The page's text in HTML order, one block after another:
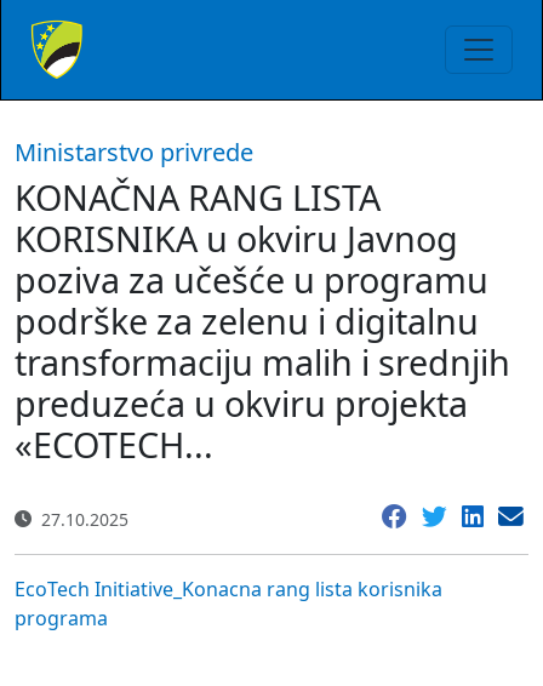
Ministarstvo privrede
KONAČNA RANG LISTA
KORISNIKA u okviru Javnog
poziva za učešće u programu
podrške za zelenu i digitalnu
transformaciju malih i srednjih
preduzeća u okviru projekta
«ECOTECH...
27.10.2025
EcoTech Initiative_Konacna rang lista korisnika
programa